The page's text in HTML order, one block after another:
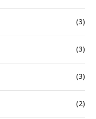
(3)
(3)
(3)
(2)